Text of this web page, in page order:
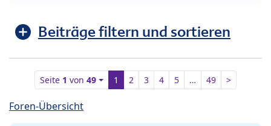
Beiträge filtern und sortieren
Seite 1 von49 1 2 3 4 5 … 49 >
Foren-Übersicht